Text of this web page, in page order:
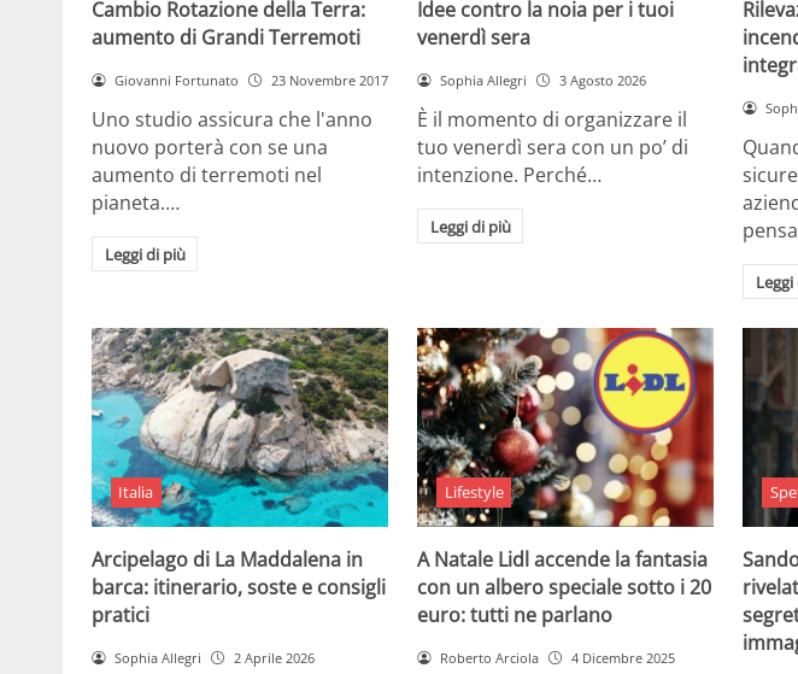
Cambio Rotazione della Terra:
aumento di Grandi Terremoti
Giovanni Fortunato 23 Novembre 2017
Uno studio assicura che l'anno
nuovo porterà con se una
aumento di terremoti nel
pianeta.…
Leggi di più
Idee contro la noia per i tuoi
venerdì sera
Sophia Allegri 3 Agosto 2026
È il momento di organizzare il
tuo venerdì sera con un po’ di
intenzione. Perché…
Leggi di più
Italia
Arcipelago di La Maddalena in
barca: itinerario, soste e consigli
pratici
Sophia Allegri 2 Aprile 2026
Lifestyle
A Natale Lidl accende la fantasia
con un albero speciale sotto i 20
euro: tutti ne parlano
Roberto Arciola 4 Dicembre 2025